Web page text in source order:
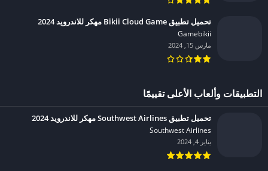
تحميل تطبيق Bikii Cloud Game مهكر للاندرويد 2024
Gamebikii‏
مارس 15, 2024
التطبيقات وألعاب الأعلى تقييمًا
تحميل تطبيق Southwest Airlines مهكر للاندرويد 2024
Southwest Airlines‏
يناير 4, 2024